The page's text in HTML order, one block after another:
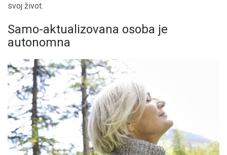
svoj život.
Samo-aktualizovana osoba je
autonomna